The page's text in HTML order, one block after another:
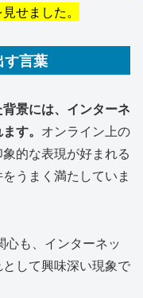
せました。
す言葉
景には、インターネ
す。 オンライン上の
的な表現が好まれる
うまく満たしていま
心も、インターネッ
して興味深い現象で